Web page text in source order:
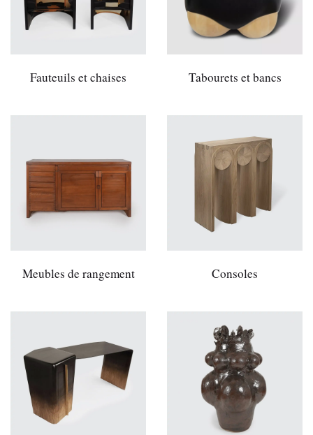
Fauteuils et chaises Tabourets et bancs
Meubles de rangement Consoles